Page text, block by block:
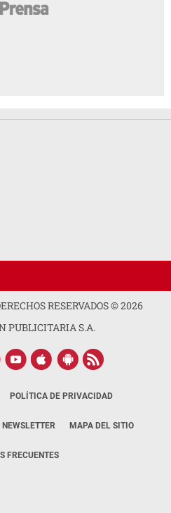
RESERVADOS ©2026
PUBLICITARIA S.A.
POLÍTICA DE PRIVACIDAD
NEWSLETTER MAPA DEL SITIO
FRECUENTES